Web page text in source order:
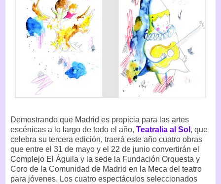
Demostrando que Madrid es propicia para las artes
escénicas a lo largo de todo el año, Teatralia al Sol , que
celebra su tercera edición, traerá este año cuatro obras
que entre el 31 de mayo y el 22 de junio convertirán el
Complejo El Águila y la sede la Fundación Orquesta y
Coro de la Comunidad de Madrid en la Meca del teatro
para jóvenes. Los cuatro espectáculos seleccionados